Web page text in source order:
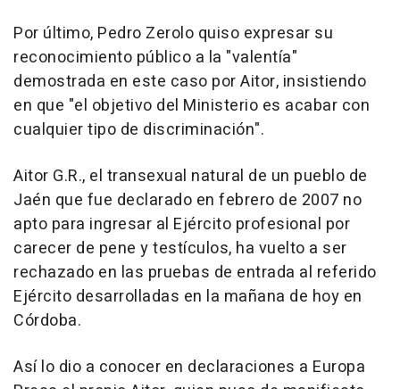
Por último, Pedro Zerolo quiso expresar su
reconocimiento público a la "valentía"
demostrada en este caso por Aitor, insistiendo
en que "el objetivo del Ministerio es acabar con
cualquier tipo de discriminación".
Aitor G.R., el transexual natural de un pueblo de
Jaén que fue declarado en febrero de 2007 no
apto para ingresar al Ejército profesional por
carecer de pene y testículos, ha vuelto a ser
rechazado en las pruebas de entrada al referido
Ejército desarrolladas en la mañana de hoy en
Córdoba.
Así lo dio a conocer en declaraciones a Europa